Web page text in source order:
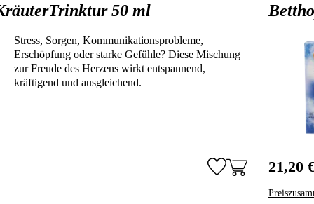
50 ml
Stress, Sorgen, Kommunikationsprobleme,
Erschöpfung oder starke Gefühle? Diese Mischung
zur Freude des Herzens wirkt entspannend,
kräftigend und ausgleichend.
21,20
Spezial-